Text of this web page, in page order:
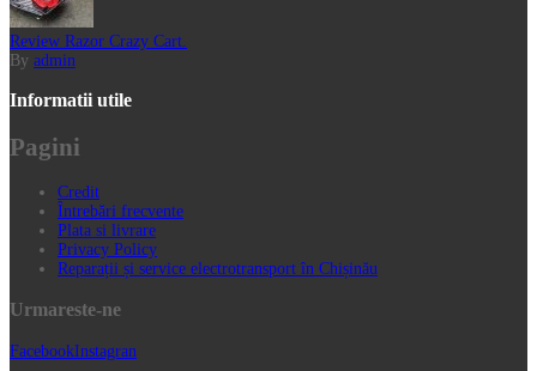
Review Razor Crazy Cart.
By admin
Informatii utile
Pagini
Credit
Întrebări frecvente
Plata si livrare
Privacy Policy
Reparații și service electrotransport în Chișinău
Urmareste-ne
FacebookInstagran